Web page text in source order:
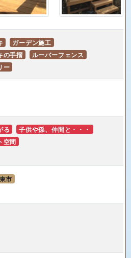
ガーデン施工
の手摺
ルーバーフェンス
ー
る
子供や孫、仲間と・・・
空間
市